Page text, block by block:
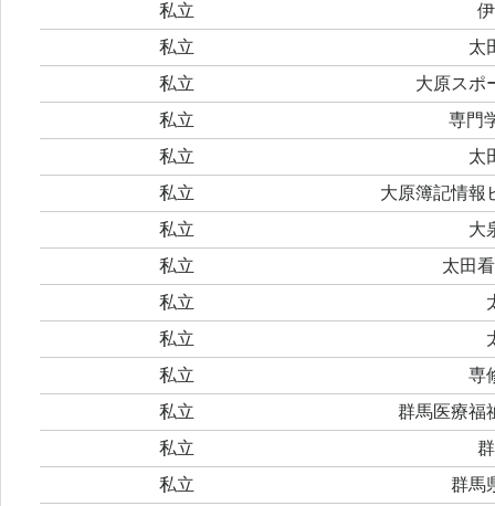
私立
私立
太
私立
大原スポ
私立
専門
私立
太
私立
大原簿記情報
私立
大
私立
太田
私立
私立
私立
専
私立
群馬医療福
私立
私立
群馬